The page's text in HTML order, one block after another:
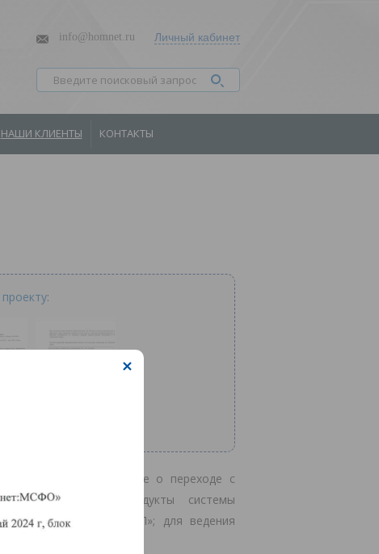
info@homnet.ru Личный кабинет
НАШИ КЛИЕНТЫ КОНТАКТЫ
проекту:
Epiroc приняло решение о переходе с
на российские продукты системы
8 КОРП»; для ведения
–